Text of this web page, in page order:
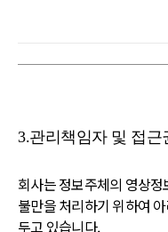
3.관리책임자 및 접근
회사는 정보주체의 영상
불만을 처리하기 위하여
두고 있습니다.